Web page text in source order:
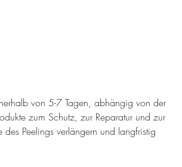
von 5-7 Tagen, abhängig von der
zum Schutz, zur Reparatur und zur
Peelings verlängern und langfristig